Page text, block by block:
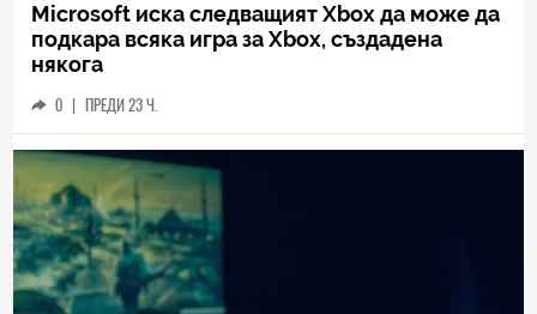
Microsoft иска следващият Xbox да може да
подкара всяка игра за Xbox, създадена
някога
0 | ПРЕДИ 23 Ч.